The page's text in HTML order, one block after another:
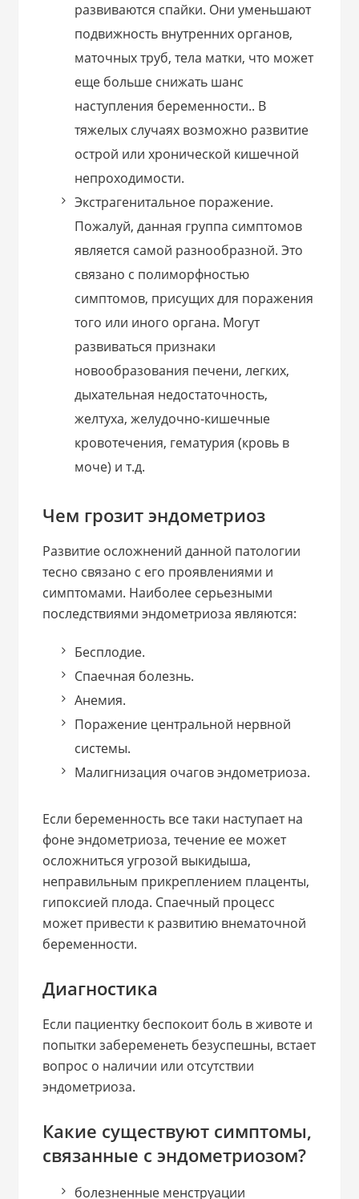
развиваются спайки. Они уменьшают
подвижность внутренних органов,
маточных труб, тела матки, что может
еще больше снижать шанс
наступления беременности.. В
тяжелых случаях возможно развитие
острой или хронической кишечной
непроходимости.
Экстрагенитальное поражение.
Пожалуй, данная группа симптомов
является самой разнообразной. Это
связано с полиморфностью
симптомов, присущих для поражения
того или иного органа. Могут
развиваться признаки
новообразования печени, легких,
дыхательная недостаточность,
желтуха, желудочно-кишечные
кровотечения, гематурия (кровь в
моче) и т.д.
Чем грозит эндометриоз
Развитие осложнений данной патологии
тесно связано с его проявлениями и
симптомами. Наиболее серьезными
последствиями эндометриоза являются:
Бесплодие.
Спаечная болезнь.
Анемия.
Поражение центральной нервной
системы.
Малигнизация очагов эндометриоза.
Если беременность все таки наступает на
фоне эндометриоза, течение ее может
осложниться угрозой выкидыша,
неправильным прикреплением плаценты,
гипоксией плода. Спаечный процесс
может привести к развитию внематочной
беременности.
Диагностика
Если пациентку беспокоит боль в животе и
попытки забеременеть безуспешны, встает
вопрос о наличии или отсутствии
эндометриоза.
Какие существуют симптомы,
связанные с эндометриозом?
болезненные менструации